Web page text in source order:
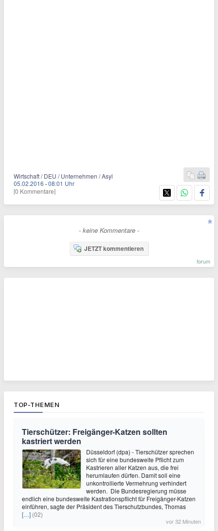
Wirtschaft / DEU / Unternehmen / Asyl
05.02.2016 ·08:01 Uhr
[0 Kommentare]
- keine Kommentare -
JETZT kommentieren
forum
TOP-THEMEN
Tierschützer: Freigänger-Katzen sollten
kastriert werden
Düsseldorf (dpa) - Tierschützer sprechen
sich für eine bundesweite Pflicht zum
Kastrieren aller Katzen aus, die frei
herumlaufen dürfen. Damit soll eine
unkontrollierte Vermehrung verhindert
werden. Die Bundesregierung müsse
endlich eine bundesweite Kastrationspflicht für Freigänger-Katzen
einführen, sagte der Präsident des Tierschutzbundes, Thomas
[…] (02)
vor 32 Minuten